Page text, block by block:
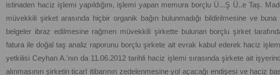
istinaden haciz işlemi yapıldığını, işlemi yapan memura borçlu Ü...Ş Ü..e Taş.
müvekkili şirket arasında hiçbir organik bağın bulunmadığı bildirilmesine ve
belgeler ibraz edilmesine rağmen müvekkili şirkette bulunan borçlu şirket
fatura ile doğal taş analiz raporunu borçlu şirkete ait evrak kabul ederek haciz
yetkilisi Ceyhan A.’nın da 11.06.2012 tarihli haciz işlemi sırasında şirkete ait
alınmasının şirketin ticarî itibarının zedelenmesine yol açacağı endişesi ve haciz